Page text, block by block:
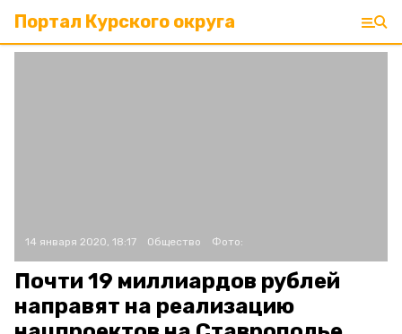
Портал Курского округа
14 января 2020, 18:17 Общество Фото:
Почти 19 миллиардов рублей
направят на реализацию